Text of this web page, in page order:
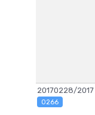
20170228/2017
0266